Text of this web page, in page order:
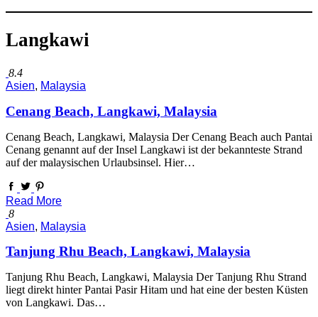
Langkawi
8.4
Asien, Malaysia
Cenang Beach, Langkawi, Malaysia
Cenang Beach, Langkawi, Malaysia Der Cenang Beach auch Pantai
Cenang genannt auf der Insel Langkawi ist der bekannteste Strand
auf der malaysischen Urlaubsinsel. Hier…
Read More
8
Asien, Malaysia
Tanjung Rhu Beach, Langkawi, Malaysia
Tanjung Rhu Beach, Langkawi, Malaysia Der Tanjung Rhu Strand
liegt direkt hinter Pantai Pasir Hitam und hat eine der besten Küsten
von Langkawi. Das…